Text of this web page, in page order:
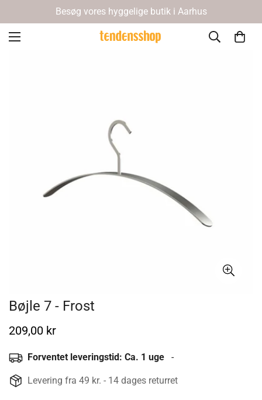
Besøg vores hyggelige butik i Aarhus
Bøjle 7 - Frost
Normal
209,00 kr
Forventet leveringstid: Ca. 1 uge -
Levering fra 49 kr. - 14 dages returret